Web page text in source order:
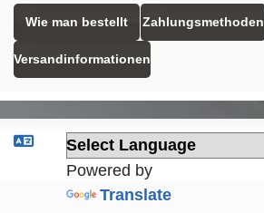
Wie man bestellt Zahlungsmethoden
Versandinformationen
Powered by
Translate